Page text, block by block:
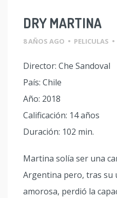
DRY MARTINA
8 AÑOS AGO • PELICULAS •
Director: Che Sandoval
País: Chile
Año: 2018
Calificación: 14 años
Duración: 102 min.
Martina solía ser una
Argentina pero, tras su
amorosa, perdió la